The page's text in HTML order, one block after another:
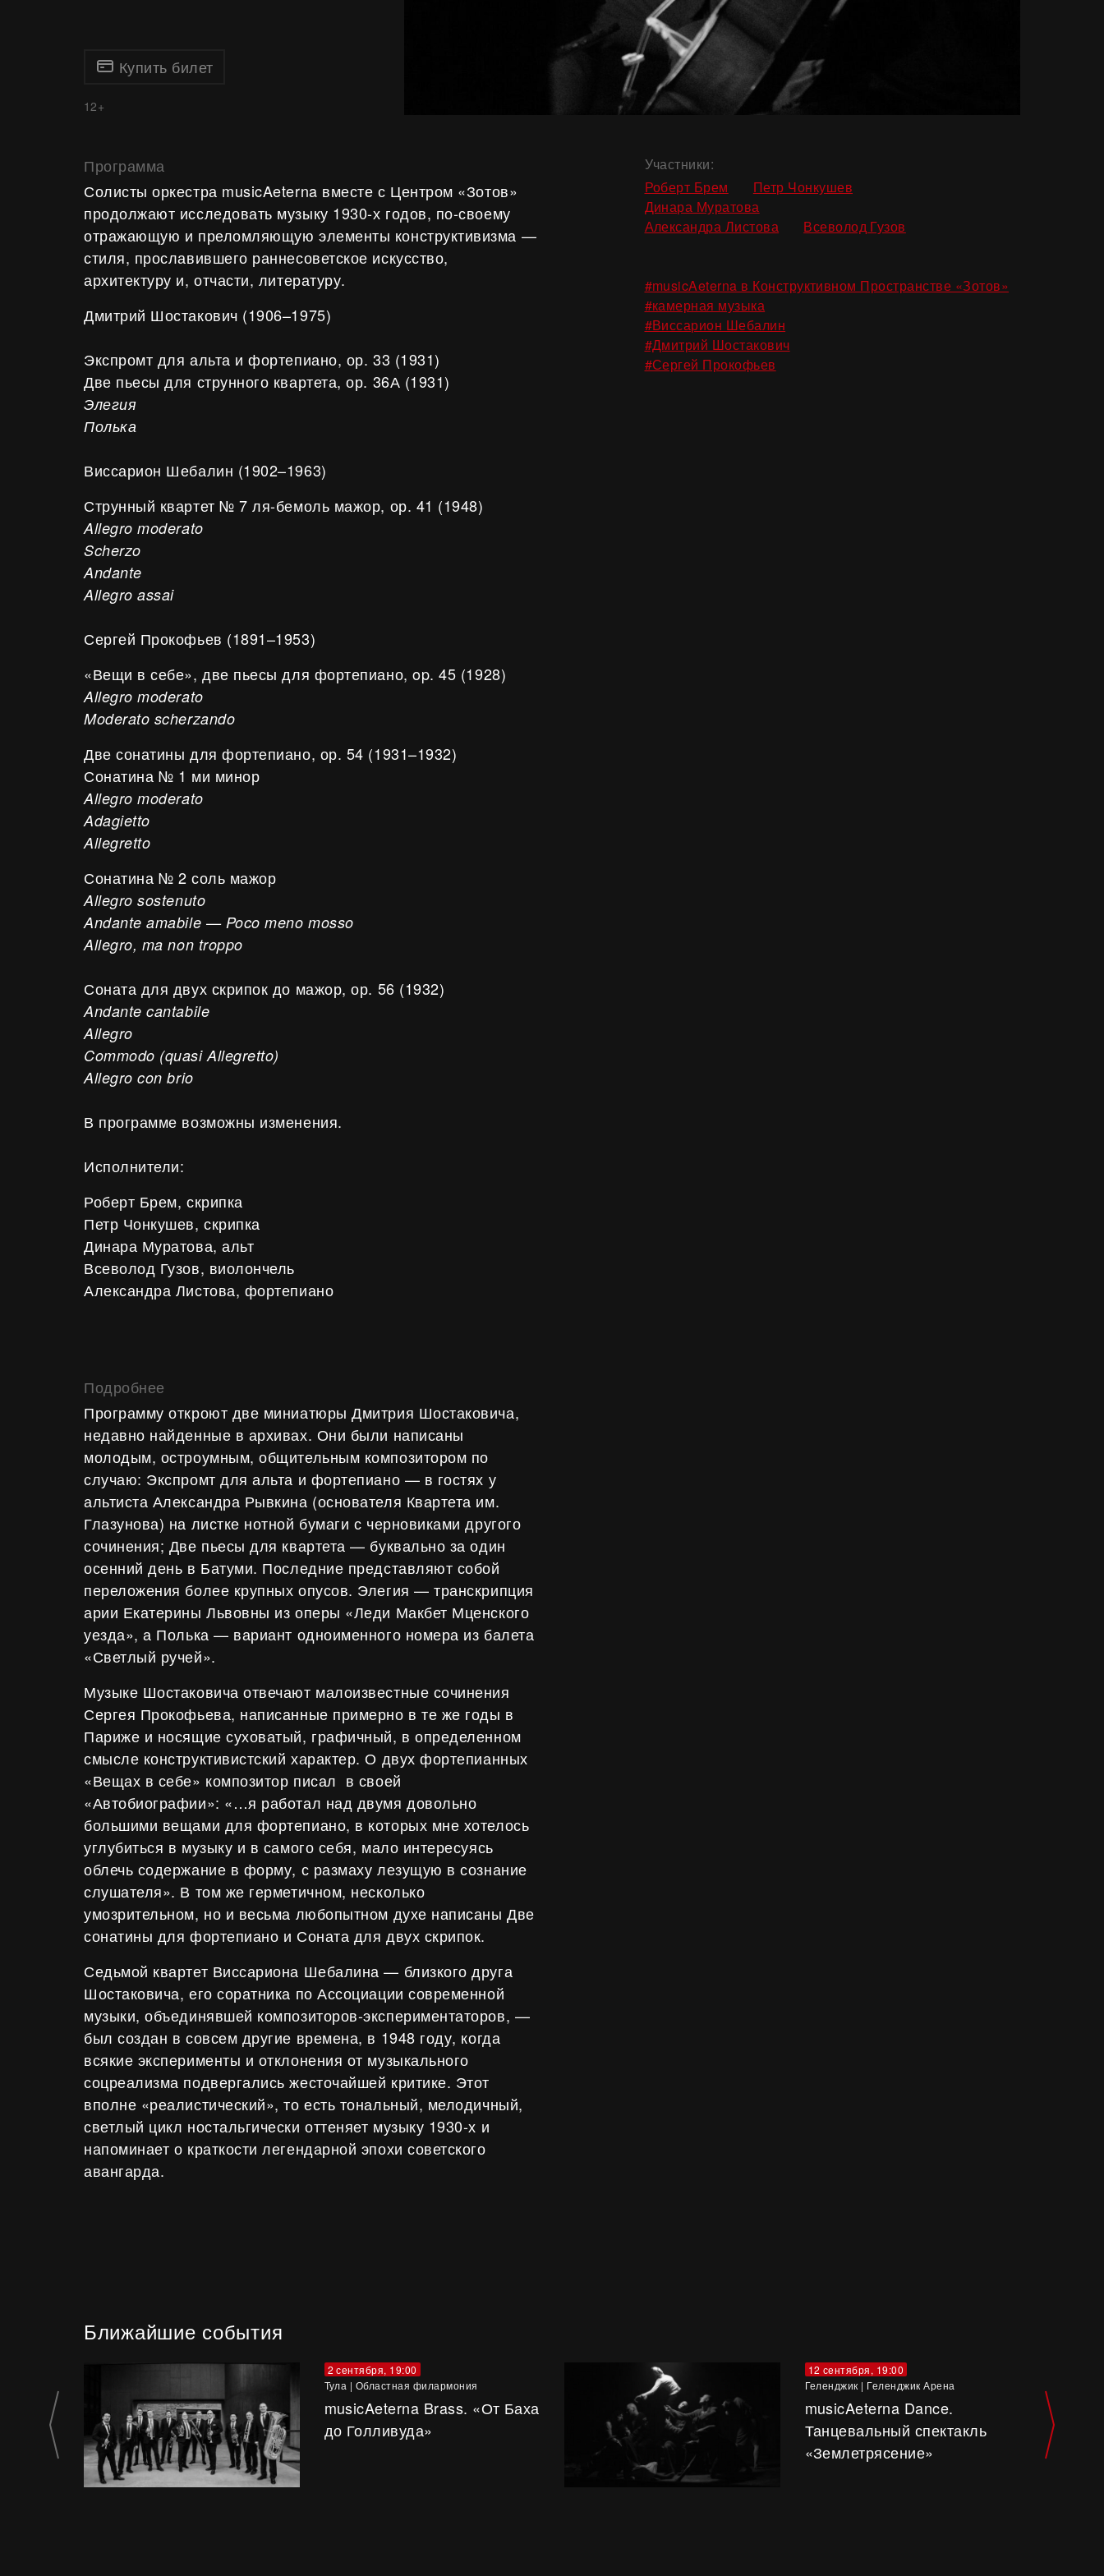
Купить билет
12+
Программа
Солисты оркестра musicAeterna вместе с Центром «Зотов»
продолжают исследовать музыку 1930-х годов, по-своему
отражающую и преломляющую элементы конструктивизма —
стиля, прославившего раннесоветское искусство,
архитектуру и, отчасти, литературу.
Дмитрий Шостакович (1906–1975)
Экспромт для альта и фортепиано, ор. 33 (1931)
Две пьесы для струнного квартета, ор. 36А (1931)
Элегия
Полька
Виссарион Шебалин (1902–1963)
Струнный квартет № 7 ля-бемоль мажор, ор. 41 (1948)
Allegro moderato
Scherzo
Andante
Allegro assai
Сергей Прокофьев (1891–1953)
«Вещи в себе», две пьесы для фортепиано, op. 45 (1928)
Allegro moderato
Moderato scherzando
Две сонатины для фортепиано, ор. 54 (1931–1932)
Сонатина № 1 ми минор
Allegro moderato
Adagietto
Allegretto
Сонатина № 2 соль мажор
Allegro sostenuto
Andante amabile — Poco meno mosso
Allegro, ma non troppo
Соната для двух скрипок до мажор, ор. 56 (1932)
Andante cantabile
Allegro
Commodo (quasi Allegretto)
Allegro con brio
В программе возможны изменения.
Исполнители:
Роберт Брем, скрипка
Петр Чонкушев, скрипка
Динара Муратова, альт
Всеволод Гузов, виолончель
Александра Листова, фортепиано
Подробнее
Программу откроют две миниатюры Дмитрия Шостаковича,
недавно найденные в архивах. Они были написаны
молодым, остроумным, общительным композитором по
случаю: Экспромт для альта и фортепиано — в гостях у
альтиста Александра Рывкина (основателя Квартета им.
Глазунова) на листке нотной бумаги с черновиками другого
сочинения; Две пьесы для квартета — буквально за один
осенний день в Батуми. Последние представляют собой
переложения более крупных опусов. Элегия — транскрипция
арии Екатерины Львовны из оперы «Леди Макбет Мценского
уезда», а Полька — вариант одноименного номера из балета
«Светлый ручей».
Музыке Шостаковича отвечают малоизвестные сочинения
Сергея Прокофьева, написанные примерно в те же годы в
Париже и носящие суховатый, графичный, в определенном
смысле конструктивистский характер. О двух фортепианных
«Вещах в себе» композитор писал в своей
«Автобиографии»: «…я работал над двумя довольно
большими вещами для фортепиано, в которых мне хотелось
углубиться в музыку и в самого себя, мало интересуясь
облечь содержание в форму, с размаху лезущую в сознание
слушателя». В том же герметичном, несколько
умозрительном, но и весьма любопытном духе написаны Две
сонатины для фортепиано и Соната для двух скрипок.
Седьмой квартет Виссариона Шебалина — близкого друга
Шостаковича, его соратника по Ассоциации современной
музыки, объединявшей композиторов-экспериментаторов, —
был создан в совсем другие времена, в 1948 году, когда
всякие эксперименты и отклонения от музыкального
соцреализма подвергались жесточайшей критике. Этот
вполне «реалистический», то есть тональный, мелодичный,
светлый цикл ностальгически оттеняет музыку 1930-х и
напоминает о краткости легендарной эпохи советского
авангарда.
Участники:
Роберт Брем
,Петр Чонкушев
Динара Муратова
Александра Листова
,Всеволод Гузов
#musicAeterna в Конструктивном Пространстве «Зотов»
,#камерная музыка
#Виссарион Шебалин
#Дмитрий Шостакович
#Сергей Прокофьев
Ближайшие события
musicAeterna Brass. «От Баха
до Голливуда»
2 сентября, 19:00
Тула | Областная филармония
musicAeterna Dance.
Танцевальный спектакль
«Землетрясение»
12 сентября, 19:00
Геленджик | Геленджик Арена